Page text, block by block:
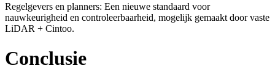
Regelgevers en planners: Een nieuwe standaard voor
nauwkeurigheid en controleerbaarheid, mogelijk gemaakt door vaste
LiDAR + Cintoo.
Conclusie